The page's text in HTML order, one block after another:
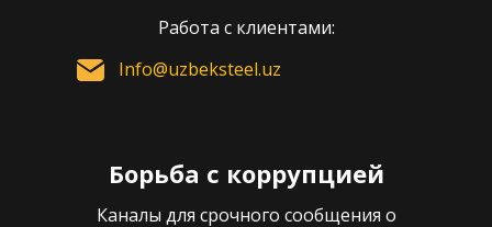
Работа с клиентами:
Info@uzbeksteel.uz
Борьба с коррупцией
Каналы для срочного сообщения о